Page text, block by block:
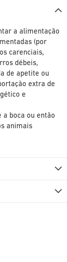
a alimentação
(por
carenciais,
débeis,
de apetite ou
extra de
e
a boca ou então
animais